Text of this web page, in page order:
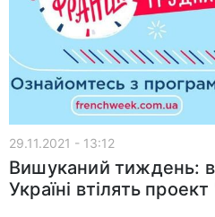
29.11.2021 - 13:12
Вишуканий тиждень:
Україні втілять